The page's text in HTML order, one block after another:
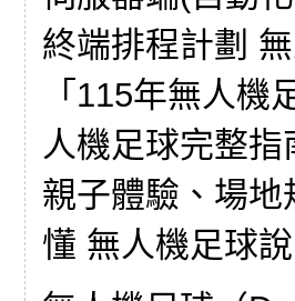
終端排程計劃
「115年無人
人機足球完整
親子體驗、場
懂 無人機足球